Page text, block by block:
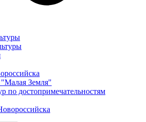
Земля"
по достопримечательностям